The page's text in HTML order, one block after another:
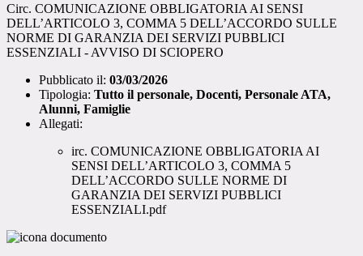
Circ. COMUNICAZIONE OBBLIGATORIA AI SENSI
DELL’ARTICOLO 3, COMMA 5 DELL’ACCORDO SULLE
NORME DI GARANZIA DEI SERVIZI PUBBLICI
ESSENZIALI - AVVISO DI SCIOPERO
Pubblicato il: 03/03/2026
Tipologia: Tutto il personale, Docenti, Personale ATA,
Alunni, Famiglie
Allegati:
irc. COMUNICAZIONE OBBLIGATORIA AI
SENSI DELL’ARTICOLO 3, COMMA 5
DELL’ACCORDO SULLE NORME DI
GARANZIA DEI SERVIZI PUBBLICI
ESSENZIALI.pdf